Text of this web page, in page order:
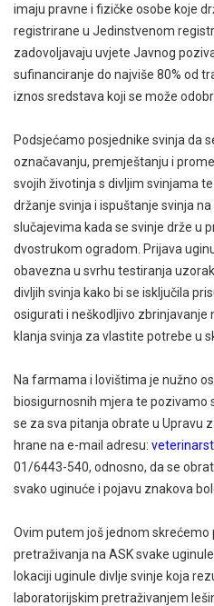
imaju pravne i fizičke osobe koje
registrirane u Jedinstvenom
zadovoljavaju uvjete Javnog
sufinanciranje do najviše 80% od
iznos sredstava koji se može
Podsjećamo posjednike svinja da
označavanju, premještanju i
svojih životinja s divljim svinjama
držanje svinja i ispuštanje svinja
slučajevima kada se svinje drže u
dvostrukom ogradom. Prijava
obavezna u svrhu testiranja
divljih svinja kako bi se isključila
osigurati i neškodljivo
klanja svinja za vlastite potrebe u
Na farmama i lovištima je nužno
biosigurnosnih mjera te pozivamo
se za sva pitanja obrate u Upravu
hrane na e-mail adresu:
01/6443-540, odnosno, da se
svako uginuće i pojavu znakova
Ovim putem još jednom skrećemo
pretraživanja na ASK svake
lokaciji uginule divlje svinje koja
laboratorijskim pretraživanjem